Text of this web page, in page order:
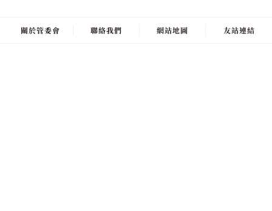
關於管委會 聯絡我們 網站地圖 友站連結